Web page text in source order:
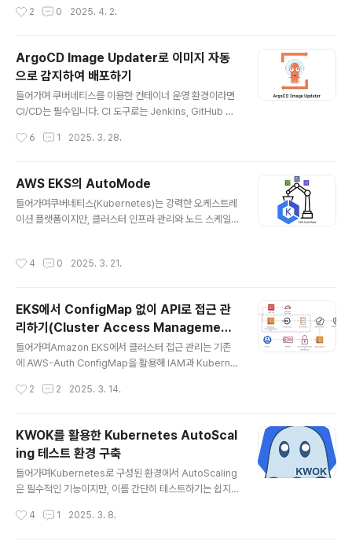
면 폐기되도록 설정할 수 있어, 수동으로 관리할 때보다..
을 위해 필요한 과정이지만, 어디서부터 어떻게 시작해야
업그레이드하면 끝일 것 같지만, 실제로는 Add-on과 Ma
naged Node Group(Data Plane)까지 함께 고려해야
안정적인 업그레이드가 가능합니다. (게다가 업그레이드
방식도 In-Place로 할지, Blue-Green 전략을 쓸지 선택
해야 합니다.)이번 포스팅에서는 AWS EKS 클러스터를
통해 실습해 보면서 해당 내용을 정리했습니다. EKS..
2 0 2025. 4. 2.
ArgoCD Image Updater로 이미지 자동
으로 감지하여 배포하기
들어가며 쿠버네티스를 이용한 컨테이너 운영 환경이라면
CI/CD는 필수입니다. CI 도구로는 Jenkins, GitHub Ac
CD가 가장 강력하고 많이 활용되는 툴 중 하나입니다. 하
리에 수동으로 반영해줘야 하는 번거로움이 있습니다. 이
를 해결하기 위해 ArgoCD Image Updater가 등장하게
되었고, 이번 포스팅에서는 ArgoCD Image Updater를
니페스트를 업데이트하거나 ArgoCD에 직접 반영하는..
6 1 2025. 3. 28.
AWS EKS의 AutoMode
들어가며쿠버네티스(Kubernetes)는 강력한 오케스트레
이션 플랫폼이지만, 클러스터 인프라 관리와 노드 스케일
하거나 Karpenter 같은 오토스케일러를 세팅해야 하고,
출시했습니다. AWS EKS의 특성상 Control Plane은 A
WS에서 관리하지만, EKS Auto Mode는 Data Plane
까지 AWS가 관리하는 개념입니다. 이번 포스팅에서는 EK
S Auto Mode에 대해 살펴보고 실습을 진행해보겠습니
4 0 2025. 3. 21.
EKS에서 ConfigMap 없이 API로 접근 관
리하기(Cluster Access Managemen
t)
들어가며Amazon EKS에서 클러스터 접근 관리는 기존
에 AWS-Auth ConfigMap을 활용해 IAM과 Kuberne
나 이 방식에는 여러 단점이 있었고, 이를 보완하기 위해 Cl
습니다. 이를 통해 AWS API를 활용한 자동화된 접근 제
어가 가능해졌으며, 보다 유연하고 보안성이 강화된 관리
가 가능합니다. 이번 글에서는 두 방식의 차이점과 실습을
통해 Cluster Access Management를 활용하는 방법
을 살펴보겠습니다 AWS-Auth ConfigMapAWS-Auth
IAM 사용자, role을 k8s R..
2 2 2025. 3. 14.
KWOK를 활용한 Kubernetes AutoScal
ing 테스트 환경 구축
들어가며Kubernetes로 구성된 환경에서 AutoScaling
은 필수적인 기능이지만, 이를 간단히 테스트하기는 쉽지
장했지만, 이들 역시 가상 머신이나 Docker와 같은 컨테
4 1 2025. 3. 8.